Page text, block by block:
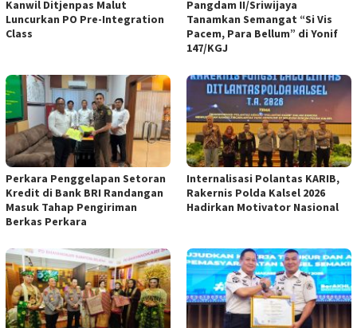
Kanwil Ditjenpas Malut
Luncurkan PO Pre-Integration
Class
Pangdam II/Sriwijaya
Tanamkan Semangat “Si Vis
Pacem, Para Bellum” di Yonif
147/KGJ
Perkara Penggelapan Setoran
Kredit di Bank BRI Randangan
Masuk Tahap Pengiriman
Berkas Perkara
Internalisasi Polantas KARIB,
Rakernis Polda Kalsel 2026
Hadirkan Motivator Nasional